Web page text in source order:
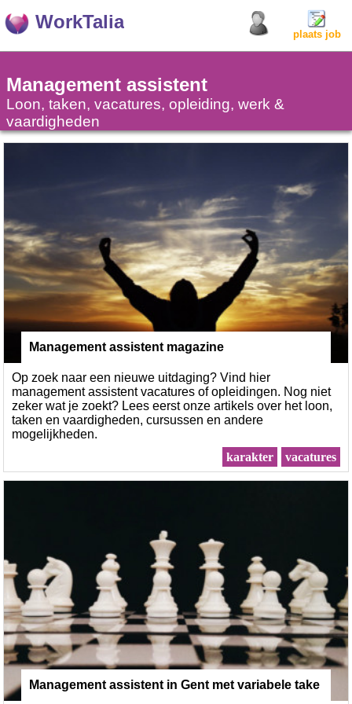
WorkTalia
plaats job
Management assistent
Loon, taken, vacatures, opleiding, werk &
vaardigheden
Management assistent magazine
Op zoek naar een nieuwe uitdaging? Vind hier
management assistent vacatures of opleidingen. Nog niet
zeker wat je zoekt? Lees eerst onze artikels over het loon,
taken en vaardigheden, cursussen en andere
mogelijkheden.
vacatures
karakter
Management assistent in Gent met variabele take